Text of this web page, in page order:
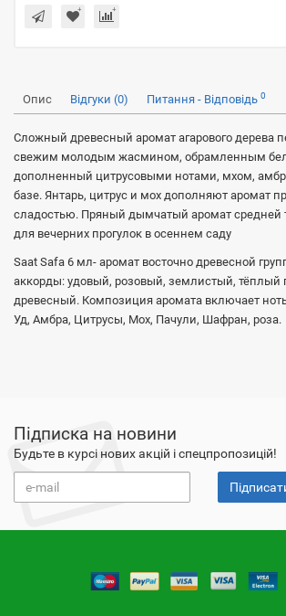
Опис Відгуки (0) Питання - Відповідь 0
Сложный древесный аромат агарового дерева
свежим молодым жасмином, обрамленным
дополненный цитрусовыми нотами, мхом,
базе. Янтарь, цитрус и мох дополняют аромат
сладостью. Пряный дымчатый аромат средней
для вечерних прогулок в осеннем саду
Saat Safa 6 мл- аромат восточно древесной
аккорды: удовый, розовый, землистый, тёплый
древесный. Композиция аромата включает
Уд, Амбра, Цитрусы, Мох, Пачули, Шафран, роза.
Підписка на новини
Будьте в курсі нових акцій і спецпропозицій!